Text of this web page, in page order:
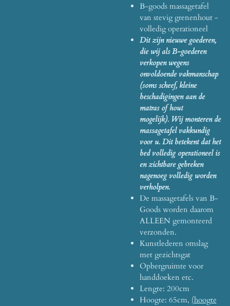
B-goods massagetafel
van stevig grenenhout -
volledig operationeel
Dit zijn nieuwe goederen,
die wij als B-goederen
verkopen wegens
onvoldoende vakmanschap
(soms scheef, kleine
beschadigingen aan de
matras of hout
mogelijk). Wij monteren de
massagetafel vakkundig
voor u. Dit betekent dat het
bed volledig operationeel is
en zichtbare gebreken
nagenoeg volledig worden
verholpen.
De massagetafels van B-
Goods worden daarom
ALLEEN gemonteerd
verzonden.
Kunstlederen omslag
met gezichtsgat
Opbergruimte voor
handdoeken etc.
Lengte: 200cm
Hoogte: 65cm, (hoogte